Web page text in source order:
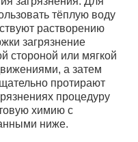
тёплую воду
растворению
загрязнение
стороной или мягкой
а затем
протирают
процедуру
химию с
ниже.